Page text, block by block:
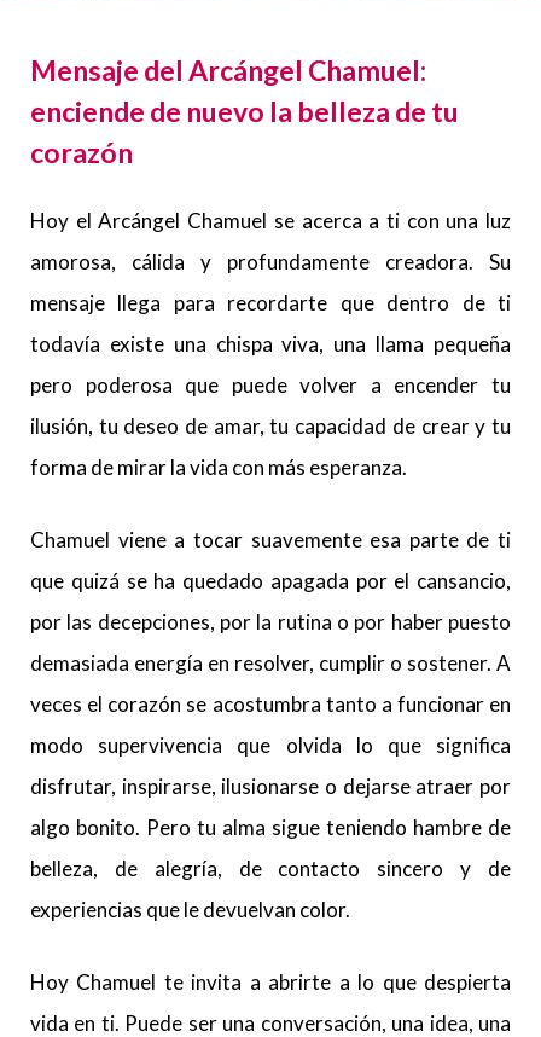
Mensaje del Arcángel Chamuel:
enciende de nuevo la belleza de tu
corazón
Hoy el Arcángel Chamuel se acerca a ti con una luz
amorosa, cálida y profundamente creadora. Su
mensaje llega para recordarte que dentro de ti
todavía existe una chispa viva, una llama pequeña
pero poderosa que puede volver a encender tu
ilusión, tu deseo de amar, tu capacidad de crear y tu
forma de mirar la vida con más esperanza.
Chamuel viene a tocar suavemente esa parte de ti
que quizá se ha quedado apagada por el cansancio,
por las decepciones, por la rutina o por haber puesto
demasiada energía en resolver, cumplir o sostener. A
veces el corazón se acostumbra tanto a funcionar en
modo supervivencia que olvida lo que significa
disfrutar, inspirarse, ilusionarse o dejarse atraer por
algo bonito. Pero tu alma sigue teniendo hambre de
belleza, de alegría, de contacto sincero y de
experiencias que le devuelvan color.
Hoy Chamuel te invita a abrirte a lo que despierta
vida en ti. Puede ser una conversación, una idea, una